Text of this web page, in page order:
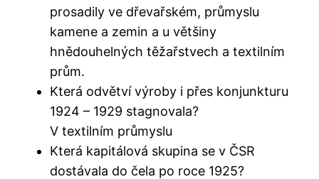
prosadily ve dřevařském, průmyslu
kamene a zemin a u většiny
hnědouhelných těžařstvech a textilním
prům.
Která odvětví výroby i přes konjunkturu
1924 – 1929 stagnovala?
V textilním průmyslu
Která kapitálová skupina se v ČSR
dostávala do čela po roce 1925?